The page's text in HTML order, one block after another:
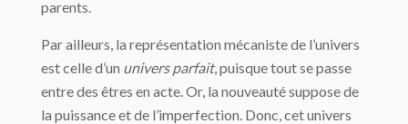
parents.
Par ailleurs, la représentation mécaniste de l’univers
est celle d’un univers parfait, puisque tout se passe
entre des êtres en acte. Or, la nouveauté suppose de
la puissance et de l’imperfection. Donc, cet univers